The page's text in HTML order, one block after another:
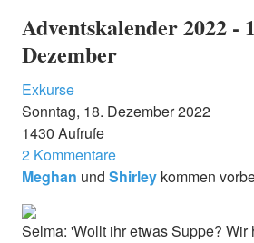
DRAMATIS PERSONAE
INFO
BENUTZER
Adventskalender 2022 -
Dezember
Exkurse
Sonntag, 18. Dezember 2022
1430 Aufrufe
2 Kommentare
Meghan und Shirley kommen
Selma: 'Wollt ihr etwas Suppe?